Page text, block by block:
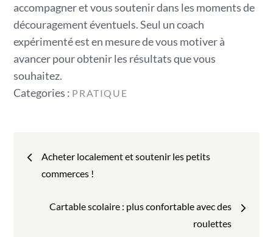
accompagner et vous soutenir dans les moments de
découragement éventuels. Seul un coach
expérimenté est en mesure de vous motiver à
avancer pour obtenir les résultats que vous
souhaitez.
Categories
Categories : PRATIQUE
Navigation
l’article
Acheter localement et soutenir les petits
commerces !
Cartable scolaire : plus confortable avec des
roulettes